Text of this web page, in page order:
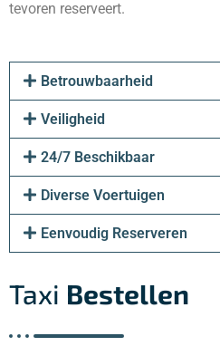
tevoren reserveert.
Betrouwbaarheid
Veiligheid
24/7 Beschikbaar
Diverse Voertuigen
Eenvoudig Reserveren
Taxi Bestellen